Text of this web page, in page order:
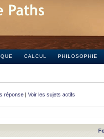
CALCUL PHILOSOPHIE
réponse | Voir les sujets actifs